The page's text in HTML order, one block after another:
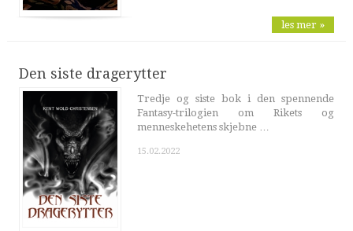
les mer »
Den siste dragerytter
Tredje og siste bok i den spennende
Fantasy-trilogien om Rikets og
menneskehetens skjebne …
15.02.2022